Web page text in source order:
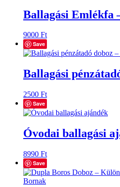
Ballagási Emlékfa
9000 Ft
Save
Ballagási
2500 Ft
Save
Óvodai ballagási
8990 Ft
Save